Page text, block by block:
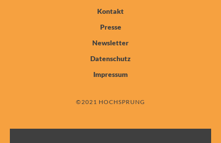
Kontakt
Presse
Newsletter
Datenschutz
Impressum
©2021 HOCHSPRUNG